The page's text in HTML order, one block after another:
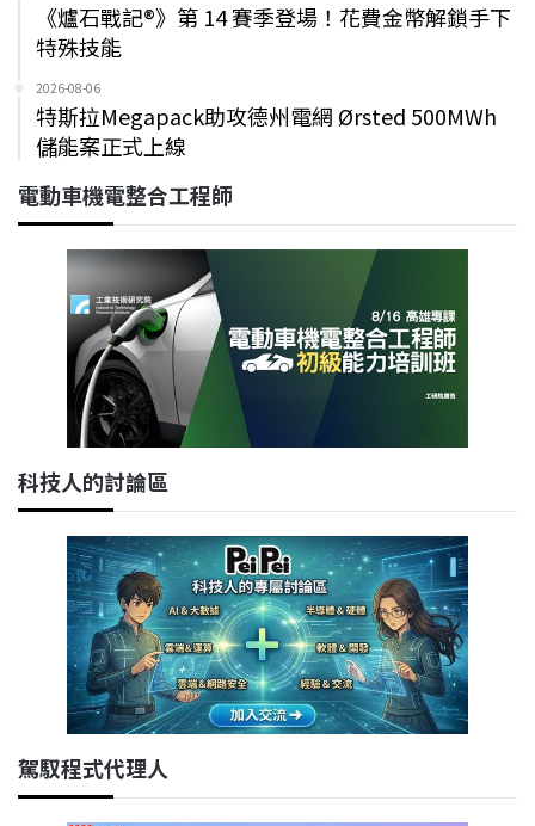
《爐石戰記®》第 14 賽季登場！花費金幣解鎖手下
特殊技能
2026-08-06
特斯拉Megapack助攻德州電網 Ørsted 500MWh
儲能案正式上線
電動車機電整合工程師
科技人的討論區
駕馭程式代理人